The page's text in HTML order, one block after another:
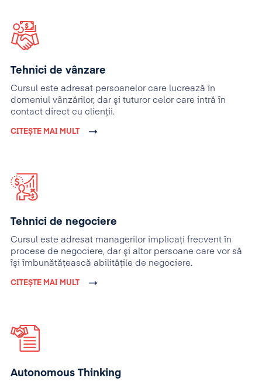
Tehnici de vânzare
Cursul este adresat persoanelor care lucrează în
domeniul vânzărilor, dar şi tuturor celor care intră în
contact direct cu clienţii.
CITEȘTE MAI MULT
Tehnici de negociere
Cursul este adresat managerilor implicaţi frecvent în
procese de negociere, dar şi altor persoane care vor să
îşi îmbunătăţească abilităţile de negociere.
CITEȘTE MAI MULT
Autonomous Thinking